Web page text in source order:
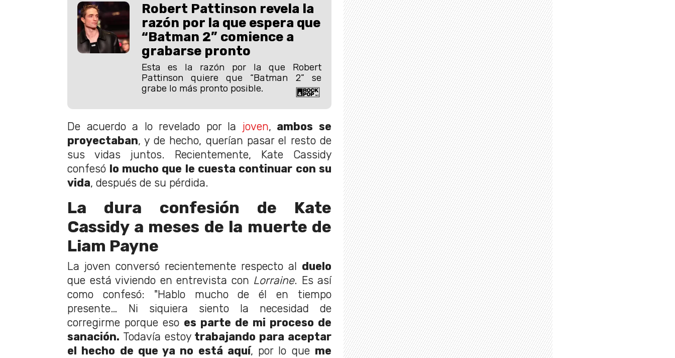
Robert Pattinson revela la
razón por la que espera que
“Batman 2” comience a
grabarse pronto
Esta es la razón por la que Robert
Pattinson quiere que “Batman 2” se
grabe lo más pronto posible.
De acuerdo a lo revelado por la joven, ambos se
proyectaban, y de hecho, querían pasar el resto de
sus vidas juntos. Recientemente, Kate Cassidy
confesó lo mucho que le cuesta continuar con su
vida, después de su pérdida.
La dura confesión de Kate
Cassidy a meses de la muerte de
Liam Payne
La joven conversó recientemente respecto al duelo
que está viviendo en entrevista con Lorraine. Es así
como confesó: "Hablo mucho de él en tiempo
presente… Ni siquiera siento la necesidad de
corregirme porque eso es parte de mi proceso de
sanación. Todavía estoy trabajando para aceptar
el hecho de que ya no está aquí, por lo que me